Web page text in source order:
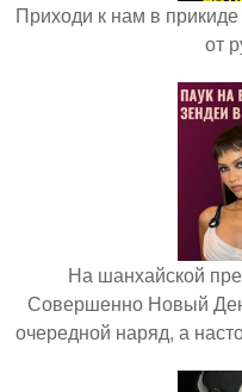
Приходи к нам в
от
На шанхайской
Совершенно Новый
очередной наряд, а